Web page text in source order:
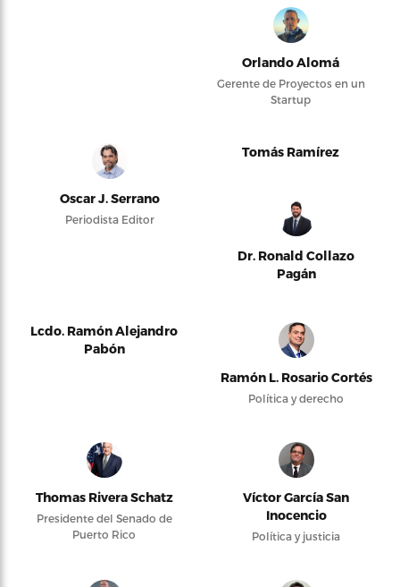
Orlando Alomá
Gerente de Proyectos en un
Startup
Oscar J. Serrano
Periodista Editor
Tomás Ramírez
Dr. Ronald Collazo
Pagán
Lcdo. Ramón Alejandro
Pabón
Ramón L. Rosario Cortés
Política y derecho
Thomas Rivera Schatz
Presidente del Senado de
Puerto Rico
Víctor García San
Inocencio
Política y justicia